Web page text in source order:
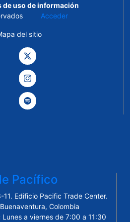
de uso de información
Acceder
del sitio
Pacífico
11. Edificio Pacific Trade Center.
Colombia
Lunes a viernes de 7:00 a 11:30